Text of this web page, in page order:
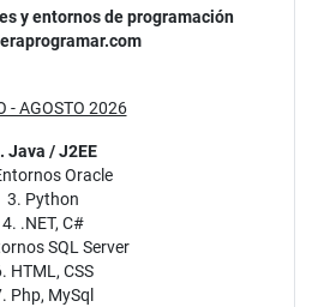
y entornos de programación
- AGOSTO 2026
Java / J2EE
Oracle
3. Python
4. .NET, C#
SQL Server
HTML, CSS
Php, MySql